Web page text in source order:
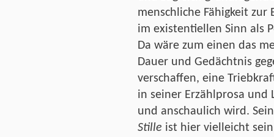
menschliche Fähigkeit
im existentiellen Sinn als
Da wäre zum einen das
Dauer und Gedächtnis
verschaffen, eine
in seiner Erzählprosa und
und anschaulich wird.
Stille ist hier vielleicht